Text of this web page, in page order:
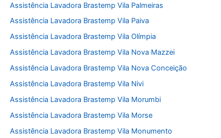
Assistência Lavadora Brastemp Vila Palmeiras
Assistência Lavadora Brastemp Vila Paiva
Assistência Lavadora Brastemp Vila Olímpia
Assistência Lavadora Brastemp Vila Nova Mazzei
Assistência Lavadora Brastemp Vila Nova Conceição
Assistência Lavadora Brastemp Vila Nivi
Assistência Lavadora Brastemp Vila Morumbi
Assistência Lavadora Brastemp Vila Morse
Assistência Lavadora Brastemp Vila Monumento